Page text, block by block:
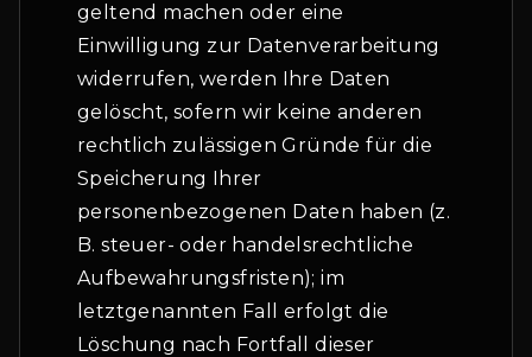
geltend machen oder eine
Einwilligung zur Datenverarbeitung
widerrufen, werden Ihre Daten
gelöscht, sofern wir keine anderen
rechtlich zulässigen Gründe für die
Speicherung Ihrer
personenbezogenen Daten haben (z.
B. steuer- oder handelsrechtliche
Aufbewahrungsfristen); im
letztgenannten Fall erfolgt die
Löschung nach Fortfall dieser